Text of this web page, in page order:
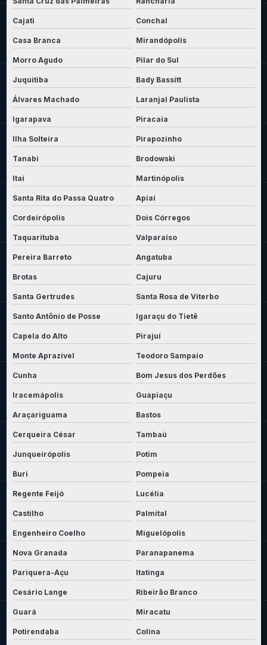
Cajati Conchal
Casa Branca Mirandópolis
Morro Agudo Pilar do Sul
Juquitiba Bady Bassitt
Álvares Machado Laranjal Paulista
Igarapava Piracaia
Ilha Solteira Pirapozinho
Tanabi Brodowski
Itaí Martinópolis
Santa Rita do Passa Quatro Apiaí
Cordeirópolis Dois Córregos
Taquarituba Valparaíso
Pereira Barreto Angatuba
Brotas Cajuru
Santa Gertrudes Santa Rosa de Viterbo
Santo Antônio de Posse Igaraçu do Tietê
Capela do Alto Pirajuí
Monte Aprazível Teodoro Sampaio
Cunha Bom Jesus dos Perdões
Iracemápolis Guapiaçu
Araçariguama Bastos
Cerqueira César Tambaú
Junqueirópolis Potim
Buri Pompeia
Regente Feijó Lucélia
Castilho Palmital
Engenheiro Coelho Miguelópolis
Nova Granada Paranapanema
Pariquera-Açu Itatinga
Cesário Lange Ribeirão Branco
Guará Miracatu
Potirendaba Colina